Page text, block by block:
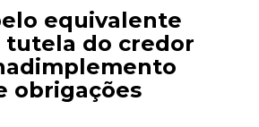
equivalente
tutela do credor
obrigações